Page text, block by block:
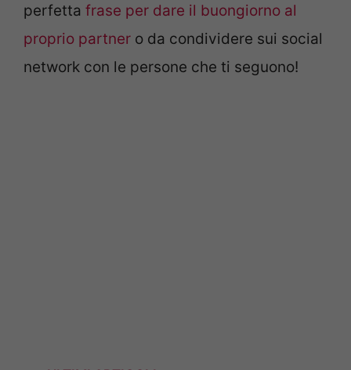
perfetta frase per dare il buongiorno al
proprio partner o da condividere sui social
network con le persone che ti seguono!